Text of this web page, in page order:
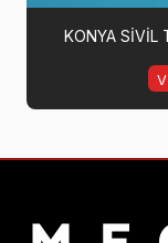
KONYA SIVIL